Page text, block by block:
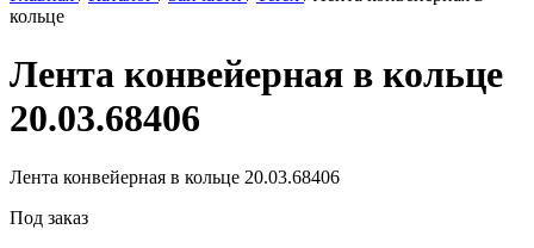
кольце
Лента конвейерная в кольце
20.03.68406
Лента конвейерная в кольце 20.03.68406
Под заказ